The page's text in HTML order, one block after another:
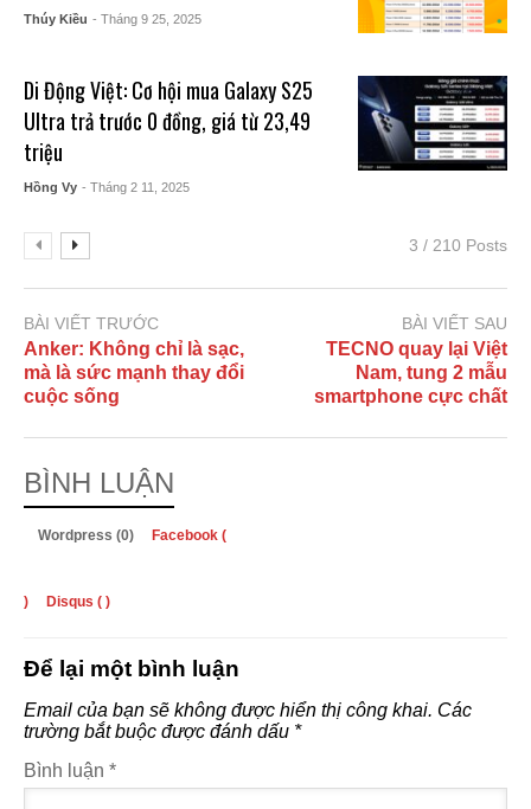
Thúy Kiều - Tháng 9 25, 2025
Di Động Việt: Cơ hội mua Galaxy S25
Ultra trả trước 0 đồng, giá từ 23,49
triệu
Hồng Vy - Tháng 2 11, 2025
3 / 210 Posts
BÀI VIẾT TRƯỚC
Anker: Không chỉ là sạc,
mà là sức mạnh thay đổi
cuộc sống
BÀI VIẾT SAU
TECNO quay lại Việt
Nam, tung 2 mẫu
smartphone cực chất
BÌNH LUẬN
Wordpress (0) Facebook (
) Disqus ( )
Để lại một bình luận
Email của bạn sẽ không được hiển thị công khai. Các
trường bắt buộc được đánh dấu *
Bình luận *